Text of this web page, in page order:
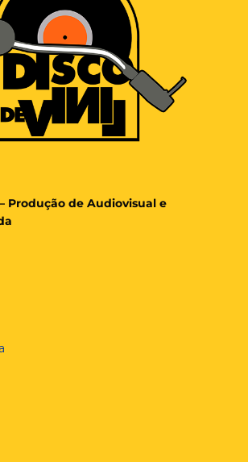
Produção de Audiovisual e